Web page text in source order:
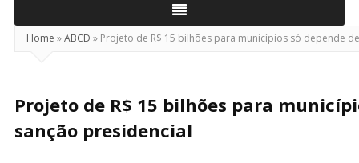
Home »ABCD » Projeto de R$ 15 bilhões para municípios só depende
Projeto de R$ 15 bilhões para
sanção presidencial